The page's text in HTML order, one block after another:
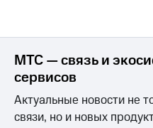
МТС — связь и
сервисов
Актуальные новости не
связи, но и новых